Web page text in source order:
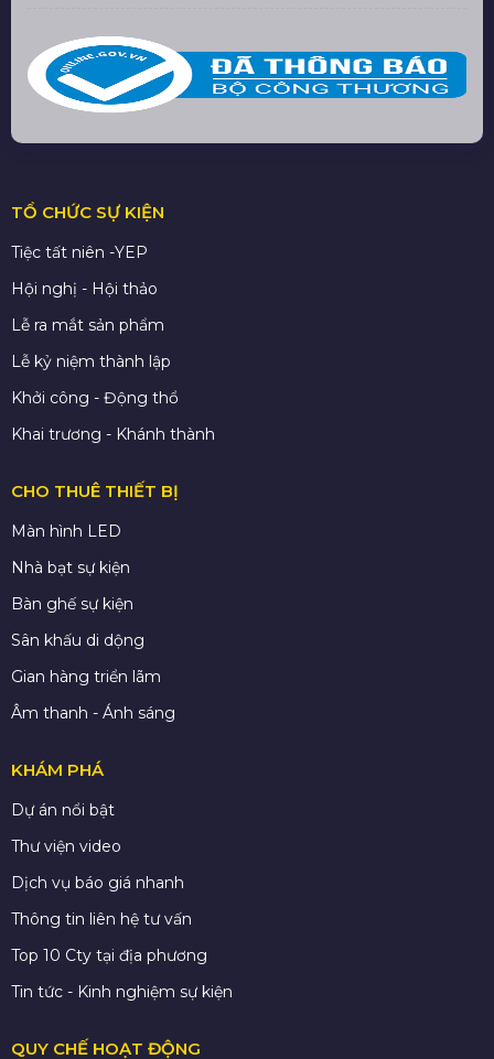
TỔ CHỨC SỰ KIỆN
Tiệc tất niên -YEP
Hội nghị - Hội thảo
Lễ ra mắt sản phẩm
Lễ kỷ niệm thành lập
Khởi công - Động thổ
Khai trương - Khánh thành
CHO THUÊ THIẾT BỊ
Màn hình LED
Nhà bạt sự kiện
Bàn ghế sự kiện
Sân khấu di dộng
Gian hàng triển lãm
Âm thanh - Ánh sáng
KHÁM PHÁ
Dự án nổi bật
Thư viện video
Dịch vụ báo giá nhanh
Thông tin liên hệ tư vấn
Top 10 Cty tại địa phương
Tin tức - Kinh nghiệm sự kiện
QUY CHẾ HOẠT ĐỘNG